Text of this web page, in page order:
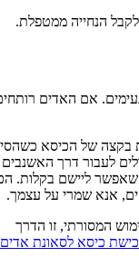
הנחייה ממטפלת.
אם האדים רותחים
בקצה של הכיסא כשהסיר
לעבור דרך האשנבים
ליישם בקלות. הכי
אנא שמרי על עצמך.
המסורתי, זו הדרך
כיסא לסאונת אדים